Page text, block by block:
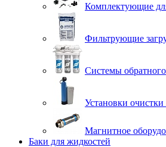
Комплектующие
Фильтрующие
Системы
Установки
Магнитное
Баки для жидкостей